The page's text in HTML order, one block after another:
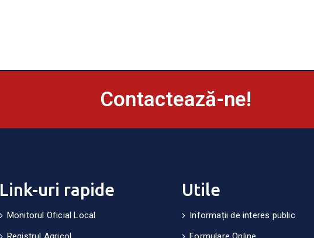
Contactează-ne!
Link-uri rapide
Monitorul Oficial Local
Utile
Informații de interes public